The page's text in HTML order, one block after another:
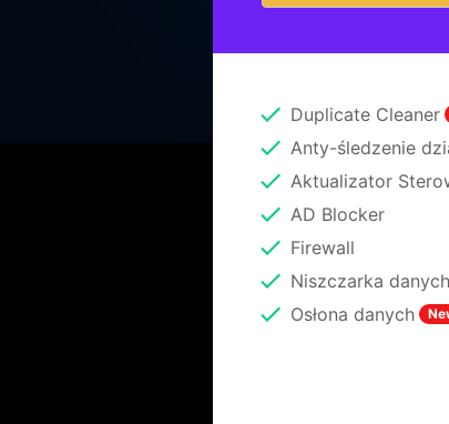
Duplicate Cleaner
Anty-śledzenie
Aktualizator
AD Blocker
Firewall
Niszczarka danych
Osłona danych